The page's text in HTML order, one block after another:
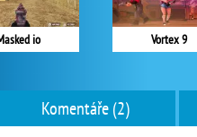
io Vortex 9
Komentáře (2)